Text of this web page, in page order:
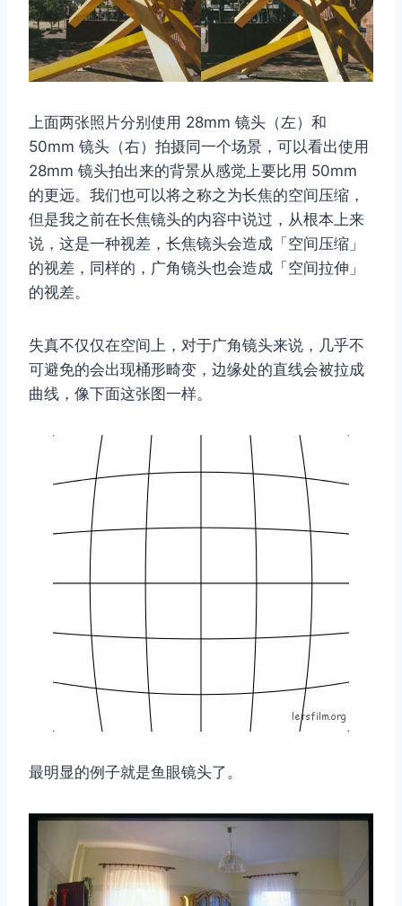
上面两张照片分别使用 28mm 镜头（左）和
50mm 镜头（右）拍摄同一个场景，可以看出使用
28mm 镜头拍出来的背景从感觉上要比用 50mm
的更远。我们也可以将之称之为长焦的空间压缩，
但是我之前在长焦镜头的内容中说过，从根本上来
说，这是一种视差，长焦镜头会造成「空间压缩」
的视差，同样的，广角镜头也会造成「空间拉伸」
的视差。
失真不仅仅在空间上，对于广角镜头来说，几乎不
可避免的会出现桶形畸变，边缘处的直线会被拉成
曲线，像下面这张图一样。
最明显的例子就是鱼眼镜头了。